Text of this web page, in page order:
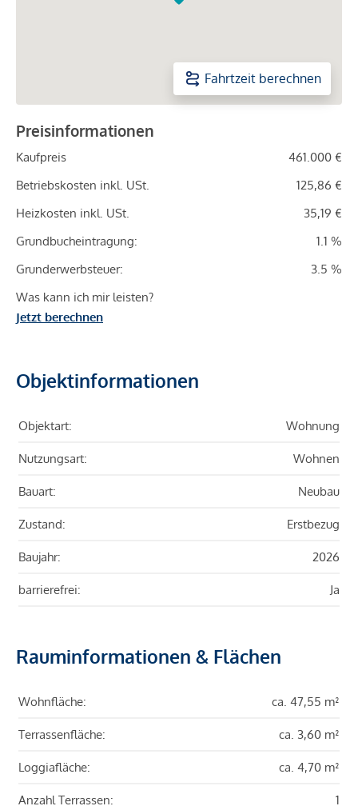
Fahrtzeit berechnen
Preisinformationen
Kaufpreis
461.000 €
Betriebskosten inkl. USt.
125,86 €
Heizkosten inkl. USt.
35,19 €
Grundbucheintragung:
1.1 %
Grunderwerbsteuer:
3.5 %
Was kann ich mir leisten?
Jetzt berechnen
Objektinformationen
Objektart: Wohnung
Nutzungsart: Wohnen
Bauart: Neubau
Zustand: Erstbezug
Baujahr: 2026
barrierefrei: Ja
Rauminformationen & Flächen
Wohnfläche: ca. 47,55 m²
Terrassenfläche: ca. 3,60 m²
Loggiafläche: ca. 4,70 m²
Anzahl Terrassen: 1